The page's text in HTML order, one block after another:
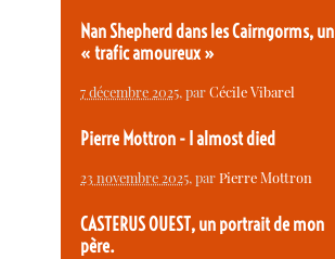
Nan Shepherd dans les Cairngorms, un
« trafic amoureux »
7 décembre 2025, parCécile Vibarel
Pierre Mottron - I almost died
23 novembre 2025, parPierre Mottron
CASTERUS OUEST, un portrait de mon
père.